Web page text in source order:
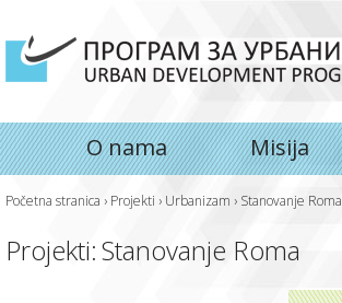
O nama Misija
Početna stranica › Projekti › Urbanizam › Stanovanje Roma
Projekti:Stanovanje Roma